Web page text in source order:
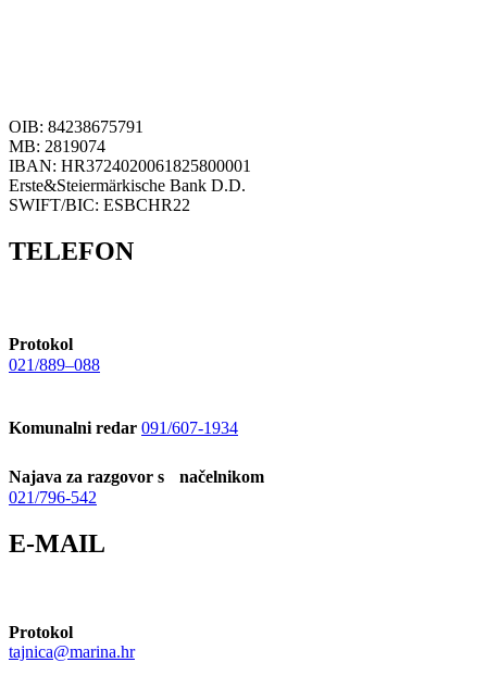
OIB: 84238675791
MB: 2819074
IBAN: HR3724020061825800001
Erste&Steiermärkische Bank D.D.
SWIFT/BIC: ESBCHR22
TELEFON
Protokol
021/889–088
Komunalni redar 091/607-1934
Najava za razgovor s načelnikom
021/796-542
E-MAIL
Protokol
tajnica@marina.hr